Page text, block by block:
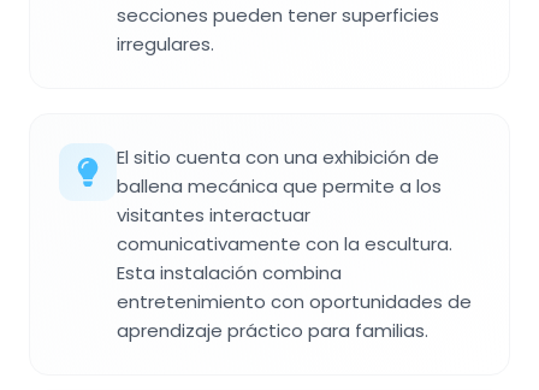
secciones pueden tener superficies
irregulares.
El sitio cuenta con una exhibición de
ballena mecánica que permite a los
visitantes interactuar
comunicativamente con la escultura.
Esta instalación combina
entretenimiento con oportunidades de
aprendizaje práctico para familias.